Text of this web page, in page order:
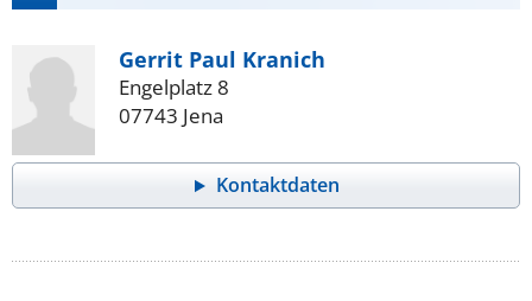
Gerrit Paul Kranich
Engelplatz 8
07743 Jena
Kontaktdaten